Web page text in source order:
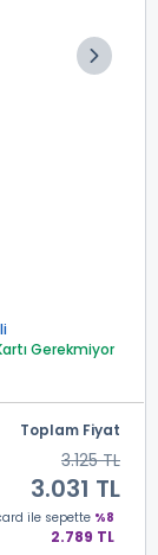
Gerekmiyor
Toplam Fiyat
3.125 TL
3.031 TL
ile sepette %8
2.789 TL